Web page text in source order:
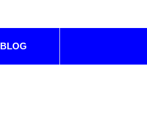
BLOG